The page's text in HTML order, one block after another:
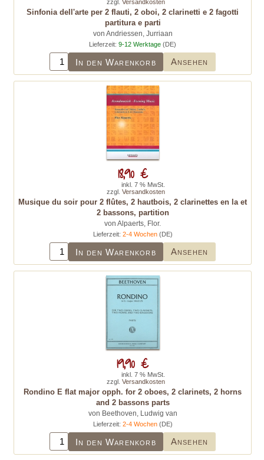
Sinfonia dell'arte per 2 flauti, 2 oboi, 2 clarinetti e 2 fagotti
partitura e parti
von Andriessen, Jurriaan
Lieferzeit: 9-12 Werktage (DE)
In den Warenkorb Ansehen
zzgl. Versandkosten
Musique du soir pour 2 flûtes, 2 hautbois, 2 clarinettes en la et
2 bassons, partition
von Alpaerts, Flor.
Lieferzeit: 2-4 Wochen(DE)
In den Warenkorb Ansehen
18,90 €
inkl. 7 % MwSt.
zzgl. Versandkosten
Rondino E flat major opph. for 2 oboes, 2 clarinets, 2 horns
and 2 bassons parts
von Beethoven, Ludwig van
Lieferzeit: 2-4 Wochen(DE)
In den Warenkorb Ansehen
19,90 €
inkl. 7 % MwSt.
zzgl. Versandkosten